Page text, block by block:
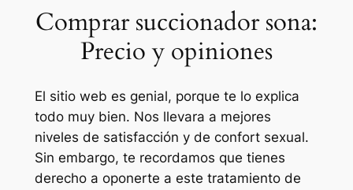
Comprar succionador sona:
Precio y opiniones
El sitio web es genial, porque te lo explica
todo muy bien. Nos llevara a mejores
niveles de satisfacción y de confort sexual.
Sin embargo, te recordamos que tienes
derecho a oponerte a este tratamiento de